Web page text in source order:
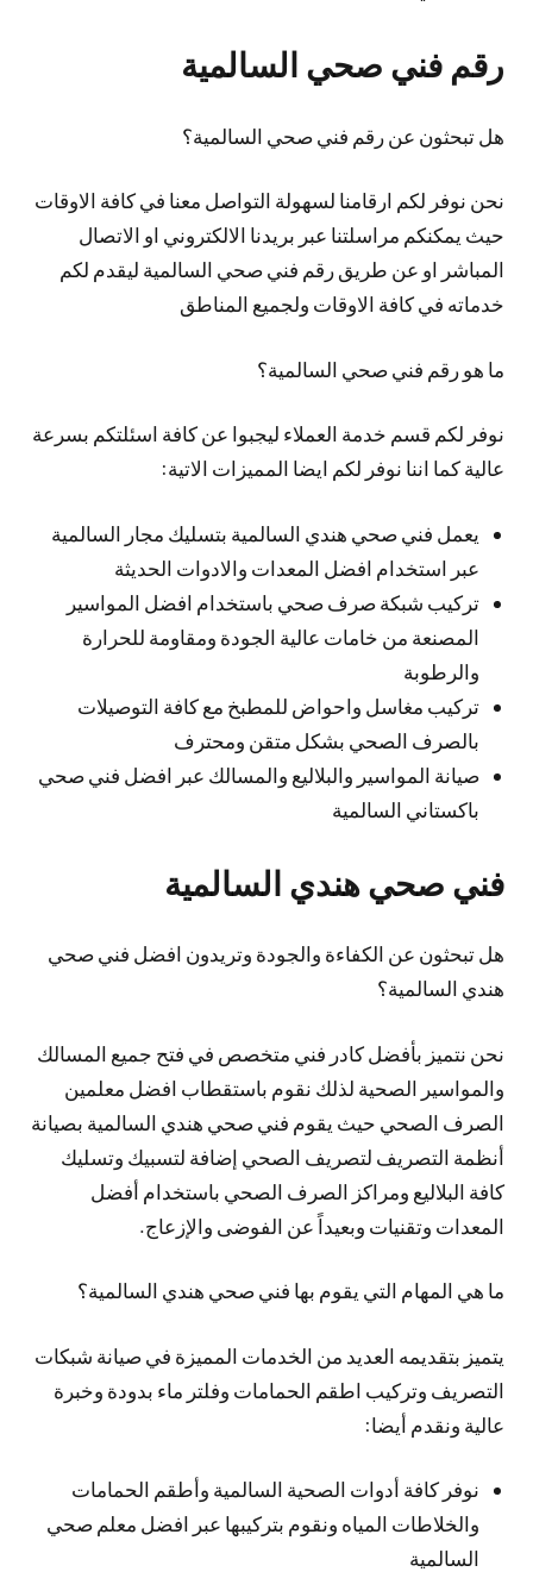
رقم فني صحي السالمية
هل تبحثون عن رقم فني صحي السالمية؟
نحن نوفر لكم ارقامنا لسهولة التواصل معنا في كافة الاوقات
حيث يمكنكم مراسلتنا عبر بريدنا الالكتروني او الاتصال
المباشر او عن طريق رقم فني صحي السالمية ليقدم لكم
خدماته في كافة الاوقات ولجميع المناطق
ما هو رقم فني صحي السالمية؟
نوفر لكم قسم خدمة العملاء ليجبوا عن كافة اسئلتكم بسرعة
عالية كما اننا نوفر لكم ايضا المميزات الاتية:
يعمل فني صحي هندي السالمية بتسليك مجار السالمية
عبر استخدام افضل المعدات والادوات الحديثة
تركيب شبكة صرف صحي باستخدام افضل المواسير
المصنعة من خامات عالية الجودة ومقاومة للحرارة
والرطوبة
تركيب مغاسل واحواض للمطبخ مع كافة التوصيلات
بالصرف الصحي بشكل متقن ومحترف
صيانة المواسير والبلاليع والمسالك عبر افضل فني صحي
باكستاني السالمية
فني صحي هندي السالمية
هل تبحثون عن الكفاءة والجودة وتريدون افضل فني صحي
هندي السالمية؟
نحن نتميز بأفضل كادر فني متخصص في فتح جميع المسالك
والمواسير الصحية لذلك نقوم باستقطاب افضل معلمين
الصرف الصحي حيث يقوم فني صحي هندي السالمية بصيانة
أنظمة التصريف لتصريف الصحي إضافة لتسبيك وتسليك
كافة البلاليع ومراكز الصرف الصحي باستخدام أفضل
المعدات وتقنيات وبعيداً عن الفوضى والإزعاج.
ما هي المهام التي يقوم بها فني صحي هندي السالمية؟
يتميز بتقديمه العديد من الخدمات المميزة في صيانة شبكات
التصريف وتركيب اطقم الحمامات وفلتر ماء بدودة وخبرة
عالية ونقدم أيضا:
نوفر كافة أدوات الصحية السالمية وأطقم الحمامات
والخلاطات المياه ونقوم بتركيبها عبر افضل معلم صحي
السالمية